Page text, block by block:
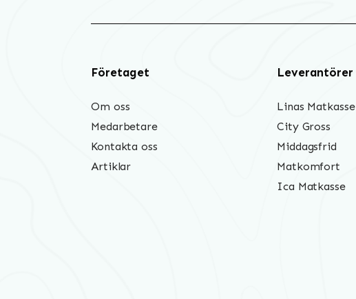
Företaget
Om oss
Medarbetare
Kontakta oss
Artiklar
Leverantörer
Linas Matkasse
City Gross
Middagsfrid
Matkomfort
Ica Matkasse